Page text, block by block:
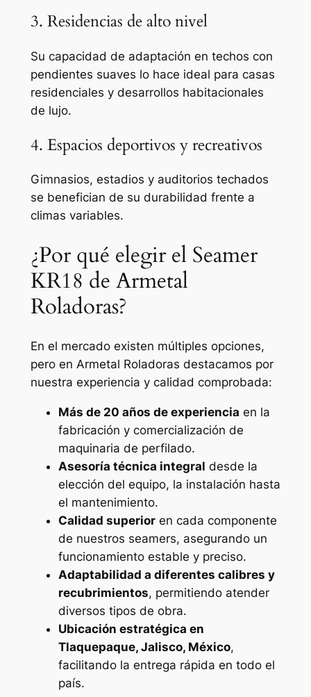
3. Residencias de alto nivel
Su capacidad de adaptación en techos con
pendientes suaves lo hace ideal para casas
residenciales y desarrollos habitacionales
de lujo.
4. Espacios deportivos y recreativos
Gimnasios, estadios y auditorios techados
se benefician de su durabilidad frente a
climas variables.
¿Por qué elegir el Seamer
KR18 de Armetal
Roladoras?
En el mercado existen múltiples opciones,
pero en Armetal Roladoras destacamos por
nuestra experiencia y calidad comprobada:
Más de 20 años de experiencia en la
fabricación y comercialización de
maquinaria de perfilado.
Asesoría técnica integral desde la
elección del equipo, la instalación hasta
el mantenimiento.
Calidad superioren cada componente
de nuestros seamers, asegurando un
funcionamiento estable y preciso.
Adaptabilidad a diferentes calibres y
recubrimientos, permitiendo atender
diversos tipos de obra.
Ubicación estratégica en
Tlaquepaque, Jalisco, México,
facilitando la entrega rápida en todo el
país.